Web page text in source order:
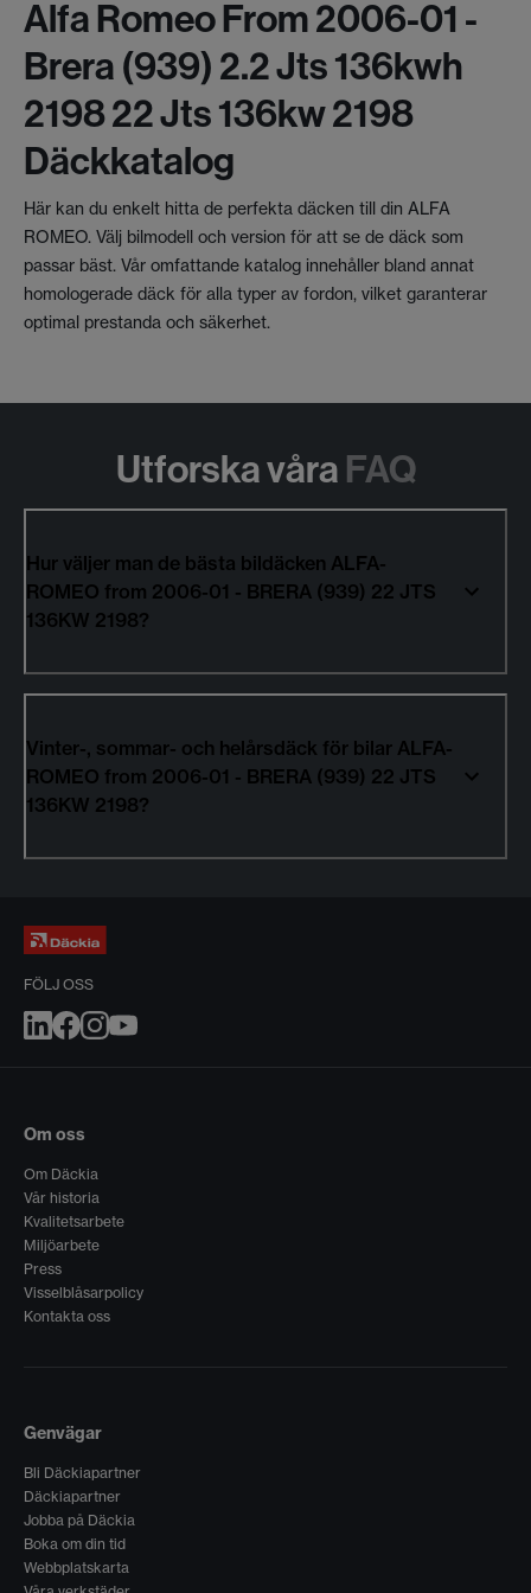
Alfa Romeo From 2006-01 -
Brera (939) 2.2 Jts 136kwh
2198 22 Jts 136kw 2198
Däckkatalog
Här kan du enkelt hitta de perfekta däcken till din ALFA
ROMEO. Välj bilmodell och version för att se de däck som
passar bäst. Vår omfattande katalog innehåller bland annat
homologerade däck för alla typer av fordon, vilket garanterar
optimal prestanda och säkerhet.
Utforska våra FAQ
Hur väljer man de bästa bildäcken ALFA-
ROMEO from 2006-01 - BRERA (939) 22 JTS
136KW 2198?
Vinter-, sommar- och helårsdäck för bilar ALFA-
ROMEO from 2006-01 - BRERA (939) 22 JTS
136KW 2198?
FÖLJ OSS
Om oss
Om Däckia
Vår historia
Kvalitetsarbete
Miljöarbete
Press
Visselblåsarpolicy
Kontakta oss
Genvägar
Bli Däckiapartner
Däckiapartner
Jobba på Däckia
Boka om din tid
Webbplatskarta